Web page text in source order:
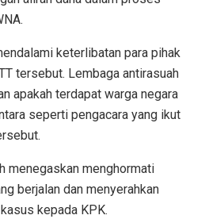
keterlibatan para pihak
tersebut. Lembaga antirasuah
apakah terdapat warga negara
seperti pengacara yang ikut
menegaskan menghormati
berjalan dan menyerahkan
kepada KPK.